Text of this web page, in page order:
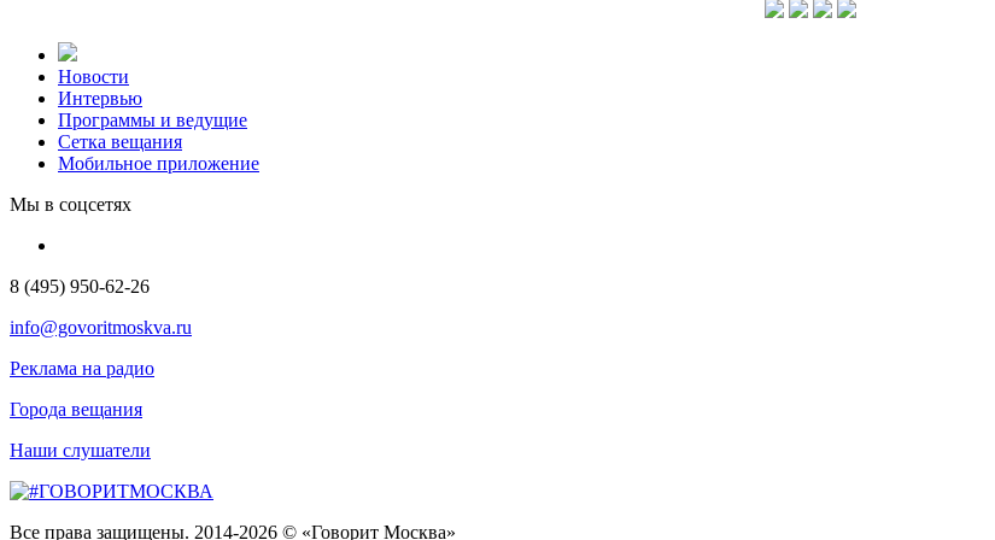
Новости
Интервью
Программы и ведущие
Сетка вещания
Мобильное приложение
Мы в соцсетях
8 (495) 950-62-26
info@govoritmoskva.ru
Реклама на радио
Города вещания
Наши слушатели
Все права защищены. 2014-2026 © «Говорит Москва»